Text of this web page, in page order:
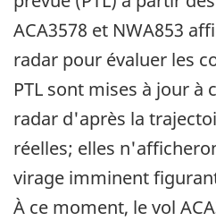
ACA3578 et NWA853
radar pour évaluer les
PTL sont mises à jour à
radar d'après la
réelles; elles
virage imminent
À ce moment, le vol